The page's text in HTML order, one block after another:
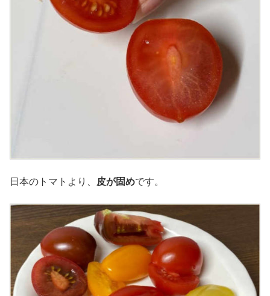
日本のトマトより、 皮が固めです。